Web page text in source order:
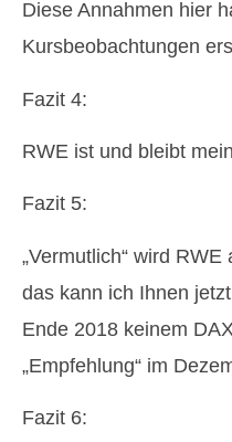
Diese Annahmen hier
Kursbeobachtungen
Fazit 4:
RWE ist und bleibt
Fazit 5:
„Vermutlich“ wird
das kann ich Ihnen
Ende 2018 keinem
„Empfehlung“ im
Fazit 6: